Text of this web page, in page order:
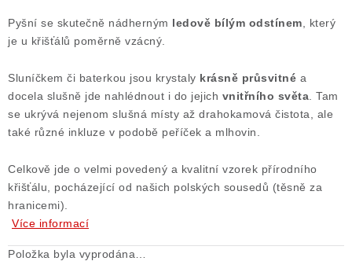
Pyšní se skutečně nádherným ledově bílým odstínem , který
je u křišťálů poměrně vzácný.
Sluníčkem či baterkou jsou krystaly krásně průsvitné a
docela slušně jde nahlédnout i do jejich vnitřního světa . Tam
se ukrývá nejenom slušná místy až drahokamová čistota, ale
také různé inkluze v podobě peříček a mlhovin.
Celkově jde o velmi povedený a kvalitní vzorek přírodního
křišťálu, pocházející od našich polských sousedů (těsně za
hranicemi).
Více informací
Položka byla vyprodána…